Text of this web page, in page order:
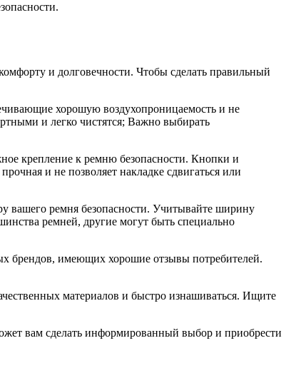
и долговечности. Чтобы сделать правильный
хорошую воздухопроницаемость и не
и легко чистятся; Важно выбирать
крепление к ремню безопасности. Кнопки и
и не позволяет накладке сдвигаться или
вашего ремня безопасности. Учитывайте ширину
ремней, другие могут быть специально
брендов, имеющих хорошие отзывы потребителей.
материалов и быстро изнашиваться. Ищите
вам сделать информированный выбор и приобрести